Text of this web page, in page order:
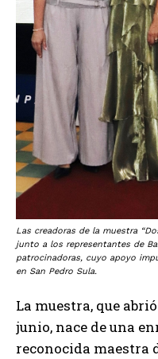
Las creadoras de la muestra
junto a los representantes de
patrocinadoras, cuyo apoyo
en San Pedro Sula.
La muestra, que
junio, nace de una
reconocida maestra